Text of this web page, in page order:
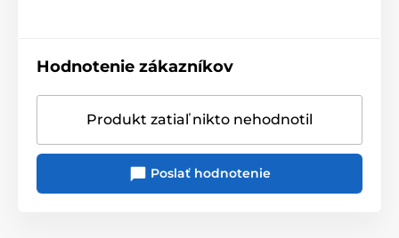
Hodnotenie zákazníkov
Produkt zatiaľ nikto nehodnotil
Poslať hodnotenie